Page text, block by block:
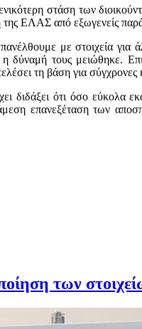
στάση των
της ΕΛΑΣ από εξωγενείς
με στοιχεία για
δύναμή τους μειώθηκε.
τη βάση για σύγχρονες
διδάξει ότι όσο εύκολα
επανεξέταση των
των